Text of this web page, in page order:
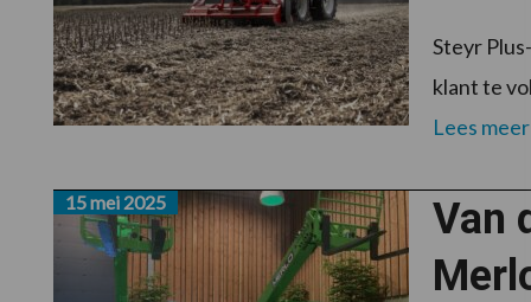
Steyr
klant te
Lees meer
Van
15 mei 2025